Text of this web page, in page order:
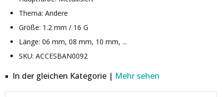
Thema: Andere
Größe: 1.2 mm / 16 G
Länge: 06 mm, 08 mm, 10 mm, ...
SKU: ACCESBAN0092
In der gleichen Kategorie | Mehr sehen